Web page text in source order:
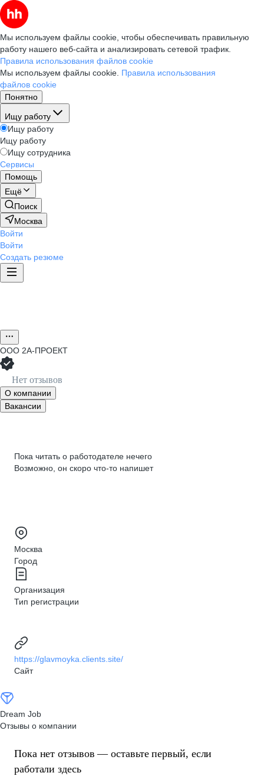
Мы используем файлы cookie, чтобы обеспечивать правильную
работу нашего веб-сайта и анализировать сетевой трафик.
Правила использования файлов cookie
Мы используем файлы cookie. Правила использования
файлов cookie
Понятно
Ищу работу
Ищу работу
Ищу работу
Ищу сотрудника
Сервисы
Помощь
Ещё
Поиск
Москва
Войти
Войти
Создать резюме
ООО 2А-ПРОЕКТ
Нет отзывов
О компании
Вакансии
Пока читать о работодателе нечего
Возможно, он скоро что‑то напишет
Москва
Город
Организация
Тип регистрации
https://glavmoyka.clients.site/
Сайт
Dream Job
Отзывы о компании
Пока нет отзывов — оставьте первый, если
работали здесь